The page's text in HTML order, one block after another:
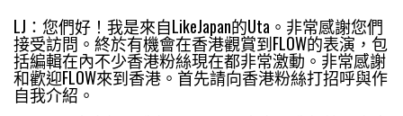
LJ：您們好！我是來自LikeJapan的Uta。非常感謝您們
接受訪問。終於有機會在香港觀賞到FLOW的表演，包
括編輯在內不少香港粉絲現在都非常激動。非常感謝
和歡迎FLOW來到香港。首先請向香港粉絲打招呼與作
自我介紹。